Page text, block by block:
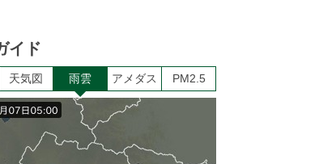
れ 晴れ 晴れ 晴れ 晴れ
イド
天気図 雨雲 アメダス PM2.5